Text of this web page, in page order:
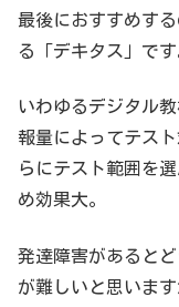
最後におすすめす
る「デキタス」です
いわゆるデジタル
報量によってテス
らにテスト範囲を
め効果大。
発達障害があると
が難しいと思いま